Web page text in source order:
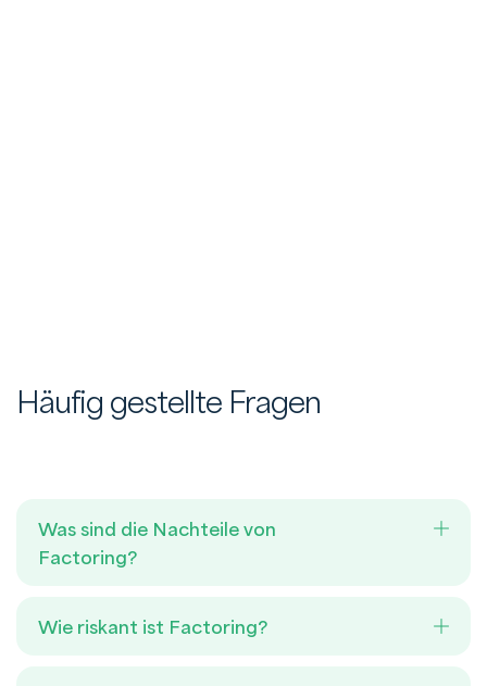
Häufig gestellte Fragen
Was sind die Nachteile von
Factoring?
Wie riskant ist Factoring?